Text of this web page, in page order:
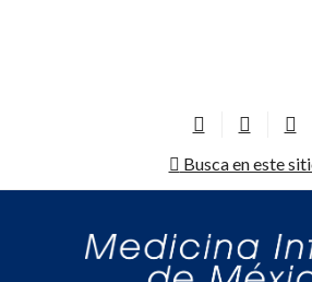
Busca en este